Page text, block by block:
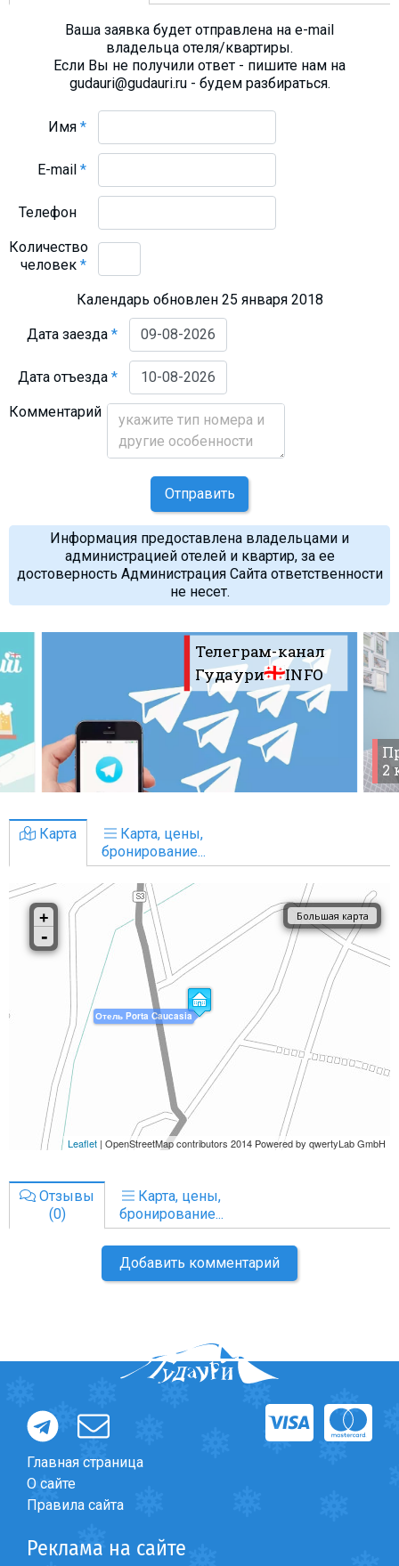
Ваша заявка будет отправлена на e-mail
владельца отеля/квартиры.
Если Вы не получили ответ - пишите нам на
gudauri@gudauri.ru - будем разбираться.
Имя*
E-mail*
Телефон
Количество
человек*
Календарь обновлен 25 января 2018
Дата заезда*
Дата отъезда*
Комментарий
Отправить
Информация предоставлена владельцами и
администрацией отелей и квартир, за ее
достоверность Администрация Сайта ответственности
не несет.
Телеграм-канал
Гудаури
INFO
2
Карта
Карта, цены,
бронирование...
Отзывы
(0)
Карта, цены,
бронирование...
Добавить комментарий
Главная страница
О сайте
Правила сайта
Реклама на сайте